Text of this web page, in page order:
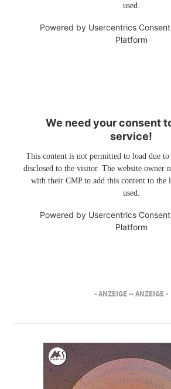
used.
Powered by Usercentrics
Platform
We need your consent
service!
This content is not permitted to load due to
disclosed to the visitor. The website owner
with their CMP to add this content to the
used.
Powered by Usercentrics
Platform
- ANZEIGE -- ANZEIGE -